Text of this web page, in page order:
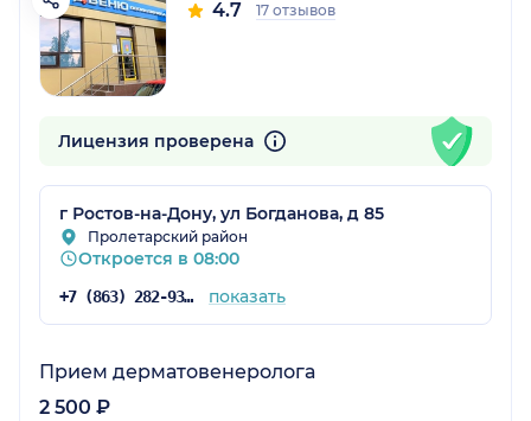
4.7 17 отзывов
Лицензия проверена
г Ростов-на-Дону, ул Богданова, д 85
Пролетарский район
Откроется в 08:00
+7 (863) 282-93-77 показать
Прием дерматовенеролога
2 500 ₽